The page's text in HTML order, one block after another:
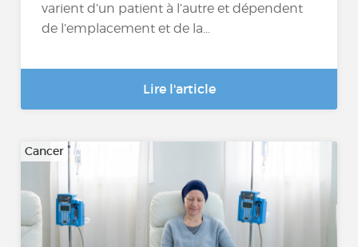
varient d’un patient à l’autre et dépendent
de l’emplacement et de la...
Lire l'article
Cancer